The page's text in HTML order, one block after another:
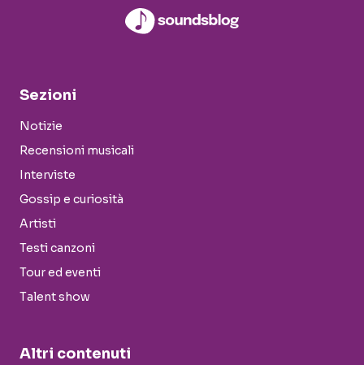
Sezioni
Notizie
Recensioni musicali
Interviste
Gossip e curiosità
Artisti
Testi canzoni
Tour ed eventi
Talent show
Altri contenuti